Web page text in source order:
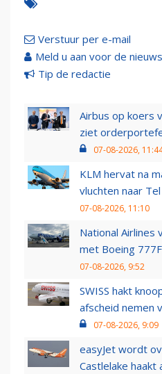
Verstuur per e-mail
Meld u aan voor de
Tip de redactie
Airbus op koers
ziet
07-08-2026,
KLM hervat na
vluchten naar
07-08-2026, 11:10
National Airlines
met Boeing
07-08-2026, 9:52
SWISS hakt
afscheid nemen
07-08-2026, 9:09
easyJet wordt
Castlelake haakt